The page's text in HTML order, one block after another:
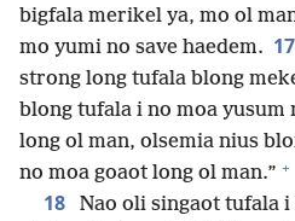
bigfala merikel ya, mo ol
mo yumi no save haedem. 17
strong long tufala blong
blong tufala i no moa
long ol man, olsemia nius
no moa goaot long ol man.” +
18
Nao oli singaot tufala